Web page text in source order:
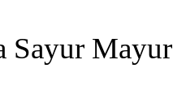
Sayur Mayur